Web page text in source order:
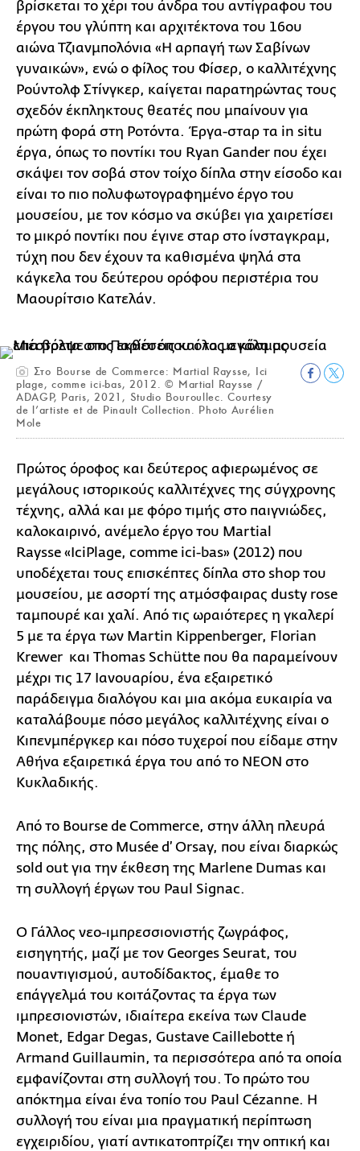
βρίσκεται το χέρι του άνδρα του αντίγραφου του
έργου του γλύπτη και αρχιτέκτονα του 16ου
αιώνα Τζιανμπολόνια «Η αρπαγή των Σαβίνων
γυναικών», ενώ ο φίλος του Φίσερ, ο καλλιτέχνης
Ρούντολφ Στίνγκερ, καίγεται παρατηρώντας τους
σχεδόν έκπληκτους θεατές που μπαίνουν για
πρώτη φορά στη Ροτόντα. Έργα-σταρ τα in situ
έργα, όπως το ποντίκι του Ryan Gander που έχει
σκάψει τον σοβά στον τοίχο δίπλα στην είσοδο και
είναι το πιο πολυφωτογραφημένο έργο του
μουσείου, με τον κόσμο να σκύβει για χαιρετίσει
το μικρό ποντίκι που έγινε σταρ στο ίνσταγκραμ,
τύχη που δεν έχουν τα καθισμένα ψηλά στα
κάγκελα του δεύτερου ορόφου περιστέρια του
Μαουρίτσιο Κατελάν.
Στο Bourse de Commerce: Μartial Raysse, Ici
plage, comme ici-bas, 2012. © Martial Raysse /
ADAGP, Paris, 2021, Studio Bouroullec. Courtesy
de l’artiste et de Pinault Collection. Photo Aurélien
Mole
Πρώτος όροφος και δεύτερος αφιερωμένος σε
μεγάλους ιστορικούς καλλιτέχνες της σύγχρονης
τέχνης, αλλά και με φόρο τιμής στο παιγνιώδες,
καλοκαιρινό, ανέμελο έργο του Martial
Raysse «IciPlage, comme ici-bas» (2012) που
υποδέχεται τους επισκέπτες δίπλα στο shop του
μουσείου, με ασορτί της ατμόσφαιρας dusty rose
ταμπουρέ και χαλί. Από τις ωραιότερες η γκαλερί
5 με τα έργα των Martin Kippenberger, Florian
Krewer και Thomas Schütte που θα παραμείνουν
μέχρι τις 17 Ιανουαρίου, ένα εξαιρετικό
παράδειγμα διαλόγου και μια ακόμα ευκαιρία να
καταλάβουμε πόσο μεγάλος καλλιτέχνης είναι ο
Κιπενμπέργκερ και πόσο τυχεροί που είδαμε στην
Αθήνα εξαιρετικά έργα του από το ΝΕΟΝ στο
Κυκλαδικής.
Από το Bourse de Commerce, στην άλλη πλευρά
της πόλης, στο Musée d’ Orsay, που είναι διαρκώς
sold out για την έκθεση της Marlene Dumas και
τη συλλογή έργων του Paul Signac.
Ο Γάλλος νεο-ιμπρεσσιονιστής ζωγράφος,
εισηγητής, μαζί με τον Georges Seurat, του
πουαντιγισμού, αυτοδίδακτος, έμαθε το
επάγγελμά του κοιτάζοντας τα έργα των
ιμπρεσιονιστών, ιδιαίτερα εκείνα των Claude
Monet, Edgar Degas, Gustave Caillebotte ή
Armand Guillaumin, τα περισσότερα από τα οποία
εμφανίζονται στη συλλογή του. Το πρώτο του
απόκτημα είναι ένα τοπίο του Paul Cézanne. Η
συλλογή του είναι μια πραγματική περίπτωση
εγχειριδίου, γιατί αντικατοπτρίζει την οπτική και